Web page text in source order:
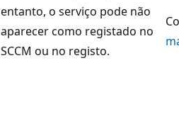
entanto, o serviço pode não
aparecer como registado no
SCCM ou no registo.